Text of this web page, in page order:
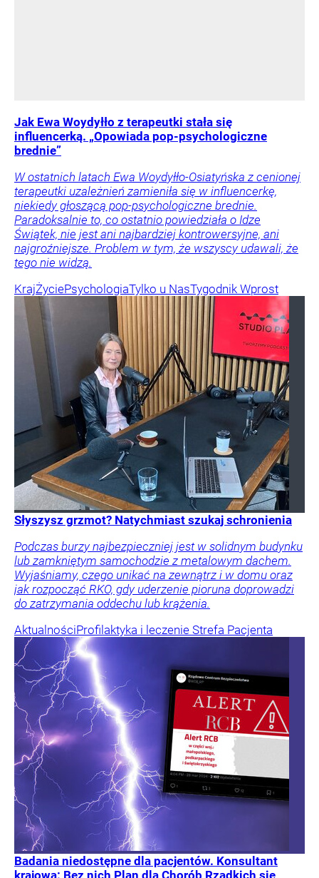
Jak Ewa Woydyłło z terapeutki stała się
influencerką. „Opowiada pop-psychologiczne
brednie”
W ostatnich latach Ewa Woydyłło-Osiatyńska z cenionej
terapeutki uzależnień zamieniła się w influencerkę,
niekiedy głoszącą pop-psychologiczne brednie.
Paradoksalnie to, co ostatnio powiedziała o Idze
Świątek, nie jest ani najbardziej kontrowersyjne, ani
najgroźniejsze. Problem w tym, że wszyscy udawali, że
tego nie widzą.
KrajŻyciePsychologiaTylko u NasTygodnik Wprost
Słyszysz grzmot? Natychmiast szukaj schronienia
Podczas burzy najbezpieczniej jest w solidnym budynku
lub zamkniętym samochodzie z metalowym dachem.
Wyjaśniamy, czego unikać na zewnątrz i w domu oraz
jak rozpocząć RKO, gdy uderzenie pioruna doprowadzi
do zatrzymania oddechu lub krążenia.
AktualnościProfilaktyka i leczenie Strefa Pacjenta
Badania niedostępne dla pacjentów. Konsultant
krajowa: Bez nich Plan dla Chorób Rzadkich się